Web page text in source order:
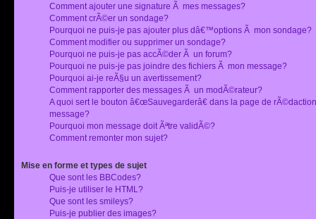
Comment ajouter une signature Ã mes messages?
Comment crÃ©er un sondage?
Pourquoi ne puis-je pas ajouter plus dâ€™options Ã mon sondage?
Comment modifier ou supprimer un sondage?
Pourquoi ne puis-je pas accÃ©der Ã un forum?
Pourquoi ne puis-je pas joindre des fichiers Ã mon message?
Pourquoi ai-je reÃ§u un avertissement?
Comment rapporter des messages Ã un modÃ©rateur?
A quoi sert le bouton â€œSauvegarderâ€ dans la page de
message?
Pourquoi mon message doit Ãªtre validÃ©?
Comment remonter mon sujet?
Mise en forme et types de sujet
Que sont les BBCodes?
Puis-je utiliser le HTML?
Que sont les smileys?
Puis-je publier des images?